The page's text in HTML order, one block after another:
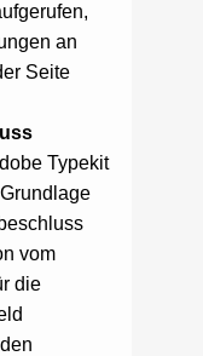
an
Seite
Typekit
vom
die